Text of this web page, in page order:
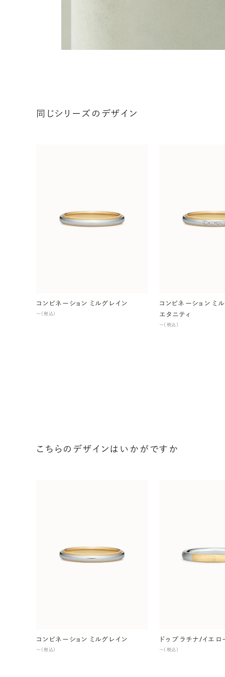
同じシリーズのデザイン
コンビネーション ミルグレイン
〜（税込）
コンビネーション ミ
エタニティ
〜（税込）
こちらのデザインはいかがですか
コンビネーション ミルグレイン
〜（税込）
ドゥ プラチナ/イエロ
〜（税込）